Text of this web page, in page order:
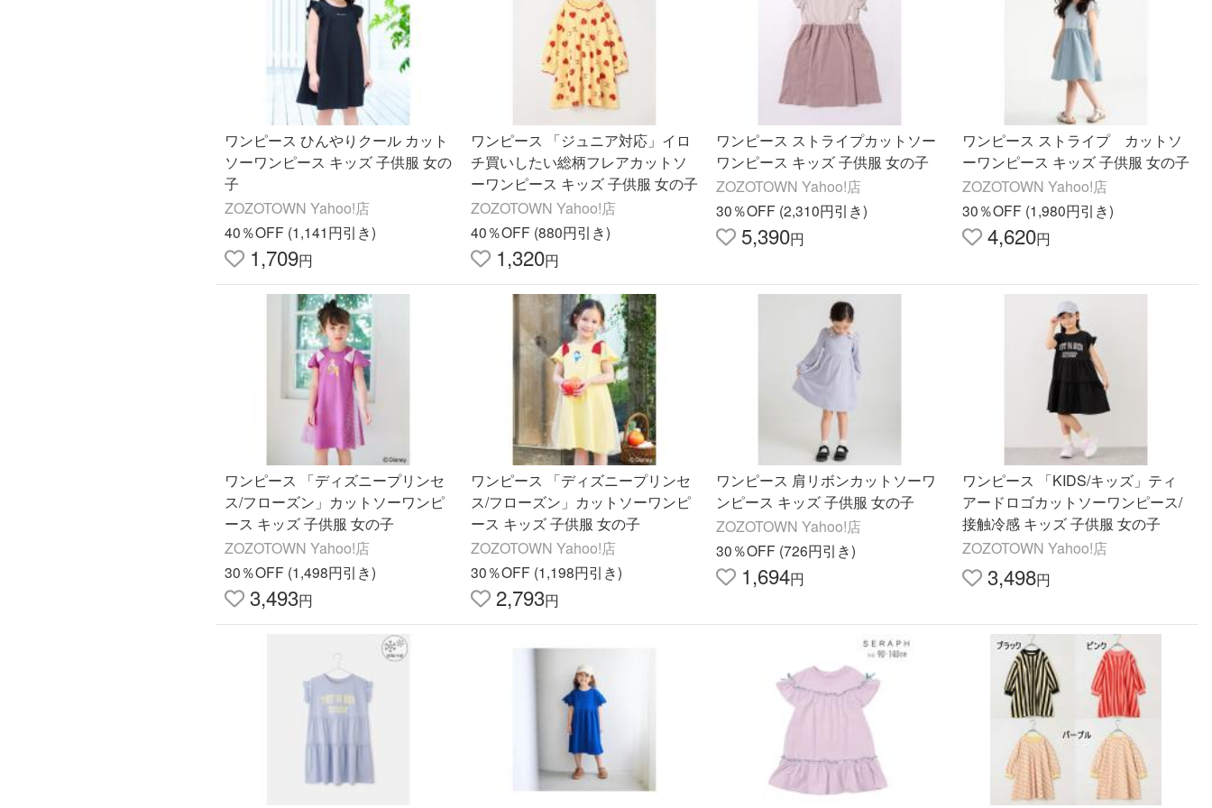
ワンピース ひんやりクール カット
ソーワンピース キッズ 子供服 女の
子
ZOZOTOWN Yahoo!店
40％OFF (1,141円引き)
1,709円
ワンピース 「ジュニア対応」イロ
チ買いしたい総柄フレアカットソ
ーワンピース キッズ 子供服 女の子
ZOZOTOWN Yahoo!店
40％OFF (880円引き)
1,320円
ワンピース ストライプカットソー
ワンピース キッズ 子供服 女の子
ZOZOTOWN Yahoo!店
30％OFF (2,310円引き)
5,390円
ワンピース ストライプ カットソ
ーワンピース キッズ 子供服 女の子
ZOZOTOWN Yahoo!店
30％OFF (1,980円引き)
4,620円
ワンピース 「ディズニープリンセ
ス/フローズン」カットソーワンピ
ース キッズ 子供服 女の子
ZOZOTOWN Yahoo!店
30％OFF (1,498円引き)
3,493円
ワンピース 「ディズニープリンセ
ス/フローズン」カットソーワンピ
ース キッズ 子供服 女の子
ZOZOTOWN Yahoo!店
30％OFF (1,198円引き)
2,793円
ワンピース 肩リボンカットソーワ
ンピース キッズ 子供服 女の子
ZOZOTOWN Yahoo!店
30％OFF (726円引き)
1,694円
ワンピース 「KIDS/キッズ」ティ
アードロゴカットソーワンピース/
接触冷感 キッズ 子供服 女の子
ZOZOTOWN Yahoo!店
3,498円